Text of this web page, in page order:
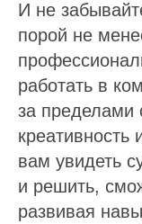
И не
порой не
работать в
за пределами
креативность
вам увидеть
и решить,
развивая